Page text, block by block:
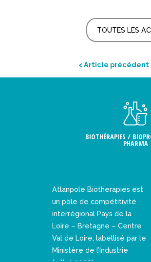
TOUTES LES
< Article précédent
BIOTHÉRAPIES /
PHARMA
Atlanpole Biotherapies est
un pôle de compétitivité
interrégional Pays de la
Loire – Bretagne – Centre
Val de Loire, labellisé par le
Ministère de l’Industrie